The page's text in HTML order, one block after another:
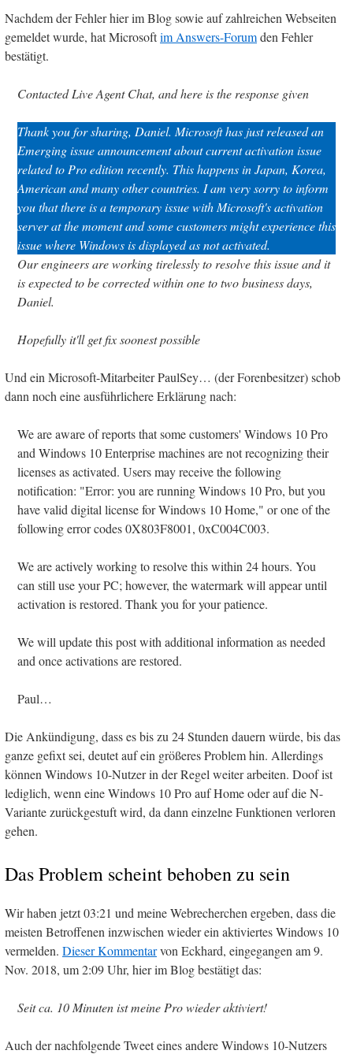
Nachdem der Fehler hier im Blog sowie auf zahlreichen Webseiten
gemeldet wurde, hat Microsoftim Answers-Forumden Fehler
bestätigt.
Contacted Live Agent Chat, and here is the response given
Thank you for sharing, Daniel. Microsoft has just released an
Emerging issue announcement about current activation issue
related to Pro edition recently. This happens in Japan, Korea,
American and many other countries. I am very sorry to inform
you that there is a temporary issue with Microsoft's activation
server at the moment and some customers might experience this
issue where Windows is displayed as not activated.
Our engineers are working tirelessly to resolve this issue and it
is expected to be corrected within one to two business days,
Daniel.
Hopefully it'll get fix soonest possible
Und ein Microsoft-Mitarbeiter PaulSey… (der Forenbesitzer) schob
dann noch eine ausführlichere Erklärung nach:
We are aware of reports that some customers' Windows 10 Pro
and Windows 10 Enterprise machines are not recognizing their
licenses as activated. Users may receive the following
notification: "Error: you are running Windows 10 Pro, but you
have valid digital license for Windows 10 Home," or one of the
following error codes 0X803F8001, 0xC004C003.
We are actively working to resolve this within 24 hours. You
can still use your PC; however, the watermark will appear until
activation is restored. Thank you for your patience.
We will update this post with additional information as needed
and once activations are restored.
Paul…
Die Ankündigung, dass es bis zu 24 Stunden dauern würde, bis das
ganze gefixt sei, deutet auf ein größeres Problem hin. Allerdings
können Windows 10-Nutzer in der Regel weiter arbeiten. Doof ist
lediglich, wenn eine Windows 10 Pro auf Home oder auf die N-
Variante zurückgestuft wird, da dann einzelne Funktionen verloren
gehen.
Das Problem scheint behoben zu sein
Wir haben jetzt 03:21 und meine Webrecherchen ergeben, dass die
meisten Betroffenen inzwischen wieder ein aktiviertes Windows 10
vermelden. Dieser Kommentarvon Eckhard, eingegangen am 9.
Nov. 2018, um 2:09 Uhr, hier im Blog bestätigt das:
Seit ca. 10 Minuten ist meine Pro wieder aktiviert!
Auch der nachfolgende Tweet eines andere Windows 10-Nutzers